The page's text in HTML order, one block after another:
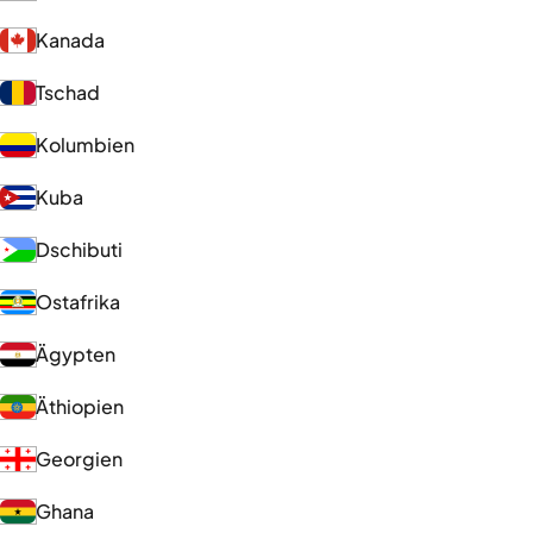
Kanada
Tschad
Kolumbien
Kuba
Dschibuti
Ostafrika
Ägypten
Äthiopien
Georgien
Ghana